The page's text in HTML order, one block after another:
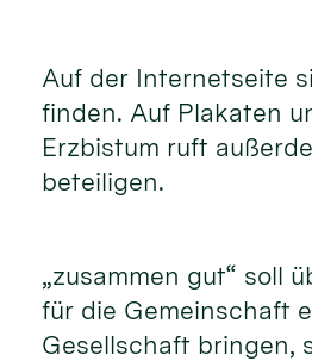
Auf der Internetseite
finden. Auf Plakaten
Erzbistum ruft
beteiligen.
„zusammen gut“ soll
für die Gemeinschaft
Gesellschaft bringen,